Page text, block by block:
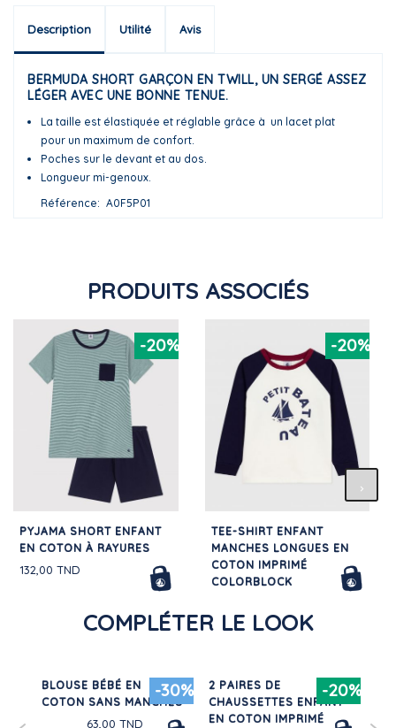
Description Utilité Avis
BERMUDA SHORT GARÇON EN TWILL, UN SERGÉ ASSEZ
LÉGER AVEC UNE BONNE TENUE.
La taille est élastiquée et réglable grâce à un lacet plat
pour un maximum de confort.
Poches sur le devant et au dos.
Longueur mi-genoux.
Référence
A0F5P01
PRODUITS ASSOCIÉS
-20%
PYJAMA SHORT ENFANT
EN COTON À RAYURES
132,00 TND
-20%
TEE-SHIRT ENFANT
MANCHES LONGUES EN
COTON IMPRIMÉ
COLORBLOCK
COMPLÉTER LE LOOK
-30%
BLOUSE BÉBÉ EN
COTON SANS MANCHES
63,00 TND
-20%
2 PAIRES DE
CHAUSSETTES ENFANT
EN COTON IMPRIMÉ